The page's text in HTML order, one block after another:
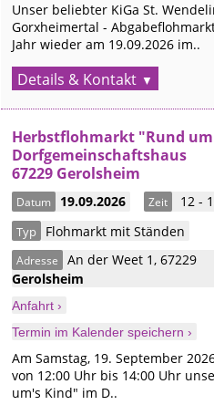
Unser beliebter KiGa St.
Gorxheimertal -
Jahr wieder am 19.09.2026 im..
Details & Kontakt
Herbstflohmarkt "Rund
Dorfgemeinschaftshaus
67229 Gerolsheim
Datum 19.09.2026 Zeit 12 -
Typ Flohmarkt mit Ständen
Adresse An der Weet 1,67229
Gerolsheim
Anfahrt ›
Termin im Kalender speichern ›
Am Samstag, 19. September
von 12:00 Uhr bis 14:00 Uhr
um's Kind" im D..